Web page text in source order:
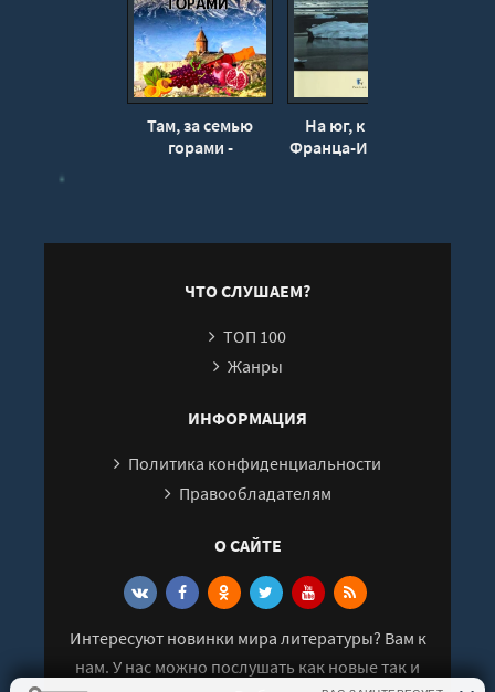
Там, за семью
горами -
На юг, к Земле
Франца-Иосифа! -
ЧТО СЛУШАЕМ?
ТОП 100
Жанры
ИНФОРМАЦИЯ
Политика конфиденциальности
Правообладателям
О САЙТЕ
Интересуют новинки мира литературы? Вам к
нам. У нас можно послушать как новые так и